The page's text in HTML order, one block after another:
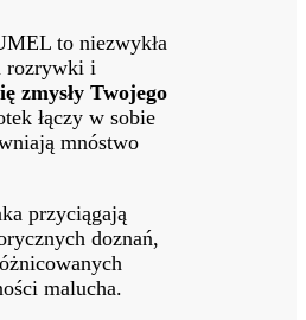
to niezwykła
rozrywki i
zmysły Twojego
łączy w sobie
mnóstwo
przyciągają
doznań,
malucha.